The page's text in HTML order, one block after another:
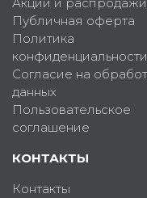
Публичная оферта
Политика
конфиденциальности
Согласие на
данных
Пользовательское
соглашение
КОНТАКТЫ
Контакты